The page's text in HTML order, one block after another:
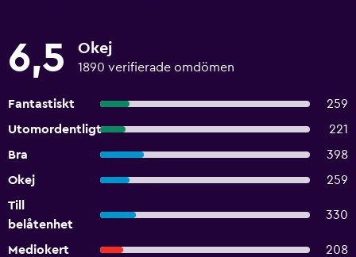
6,5 Okej
1890 verifierade omdömen
Fantastiskt
259
Utomordentligt
221
Bra
398
Okej
259
Till
belåtenhet
330
Mediokert
208